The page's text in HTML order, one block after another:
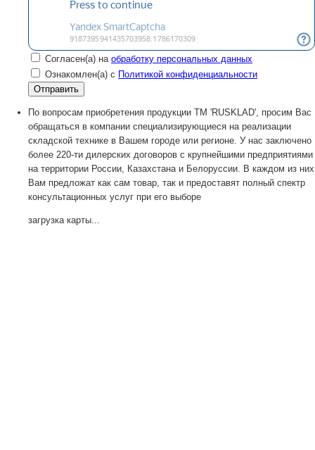
Согласен(а) на обработку персональных данных
Ознакомлен(а) с Политикой конфиденциальности
По вопросам приобретения продукции TM 'RUSKLAD', просим Вас
обращаться в компании специализирующиеся на реализации
складской технике в Вашем городе или регионе. У нас заключено
более 220-ти дилерских договоров с крупнейшими предприятиями
на территории России, Казахстана и Белоруссии. В каждом из них
Вам предложат как сам товар, так и предоставят полный спектр
консультационных услуг при его выборе
загрузка карты...